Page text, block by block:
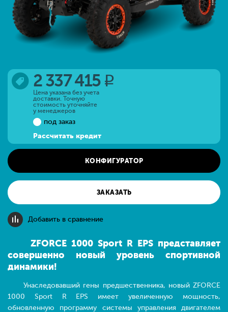
2 337 415 q
Цена указана без учета
доставки. Точную
стоимость уточняйте
у менеджеров
под заказ
Рассчитать кредит
КОНФИГУРАТОР
ЗАКАЗАТЬ
Добавить в сравнение
ZFORCE 1000 Sport R EPS представляет
совершенно новый уровень спортивной
динамики!
Унаследовавший гены предшественника, новый ZFORCE
1000 Sport R EPS имеет увеличенную мощность,
обновленную программу системы управления двигателем